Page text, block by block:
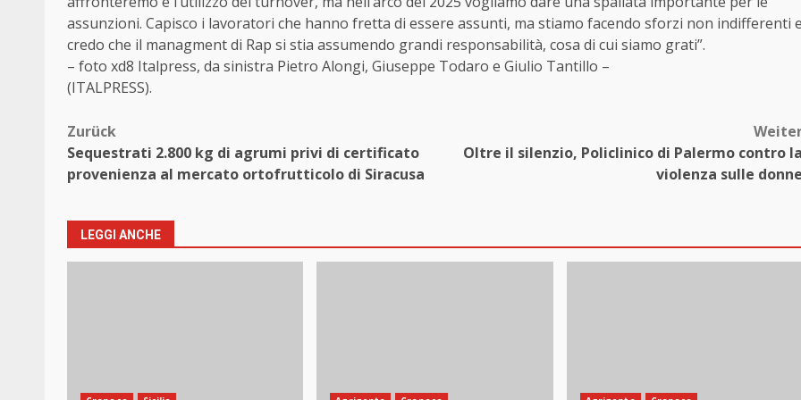
assunzioni. Capisco i lavoratori che hanno fretta di essere assunti, ma stiamo facendo sforzi non indifferenti e
credo che il managment di Rap si stia assumendo grandi responsabilità, cosa di cui siamo grati”.
– foto xd8 Italpress, da sinistra Pietro Alongi, Giuseppe Todaro e Giulio Tantillo –
(ITALPRESS).
Beitragsnavigation
Zurück
Sequestrati 2.800 kg di agrumi privi di certificato
provenienza al mercato ortofrutticolo di Siracusa
Oltre il silenzio, Policlinico di Palermo contro la
violenza sulle donne
LEGGI ANCHE